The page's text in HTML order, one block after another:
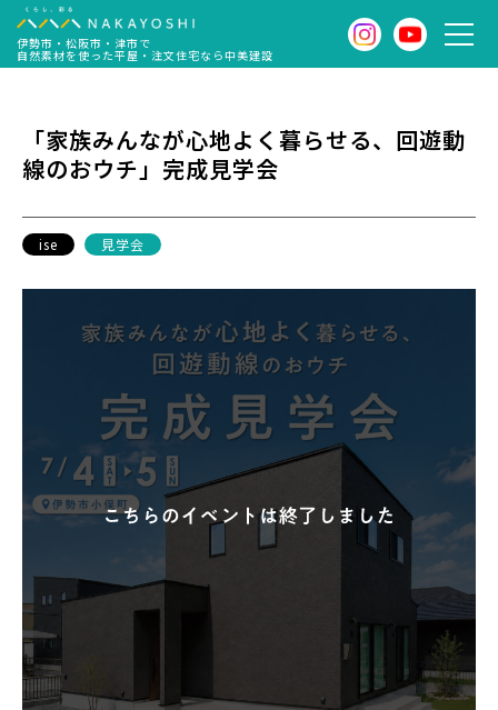
伊勢市・松阪市・津市で
自然素材を使った平屋・注文住宅なら中美建設
「家族みんなが心地よく暮らせる、回遊動
線のおウチ」完成見学会
ise 見学会